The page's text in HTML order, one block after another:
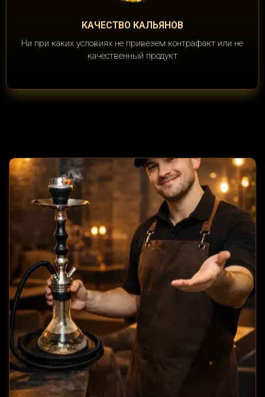
КАЧЕСТВО КАЛЬЯНОВ
Ни при каких условиях не привезем контрафакт или не
качественный продукт